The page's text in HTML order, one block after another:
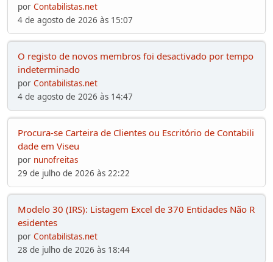
por Contabilistas.net
4 de agosto de 2026 às 15:07
O registo de novos membros foi desactivado por tempo
indeterminado
por Contabilistas.net
4 de agosto de 2026 às 14:47
Procura-se Carteira de Clientes ou Escritório de Contabili
dade em Viseu
por nunofreitas
29 de julho de 2026 às 22:22
Modelo 30 (IRS): Listagem Excel de 370 Entidades Não R
esidentes
por Contabilistas.net
28 de julho de 2026 às 18:44